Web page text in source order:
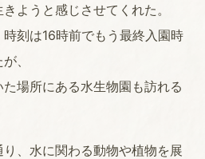
ようと感じさせてくれた。
刻は16時前でもう最終入園時
、
場所にある水生物園も訪れる
、水に関わる動物や植物を展